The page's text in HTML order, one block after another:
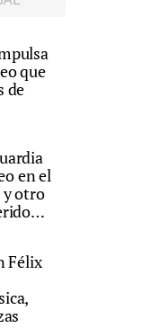
que
de
en el
y otro
Félix